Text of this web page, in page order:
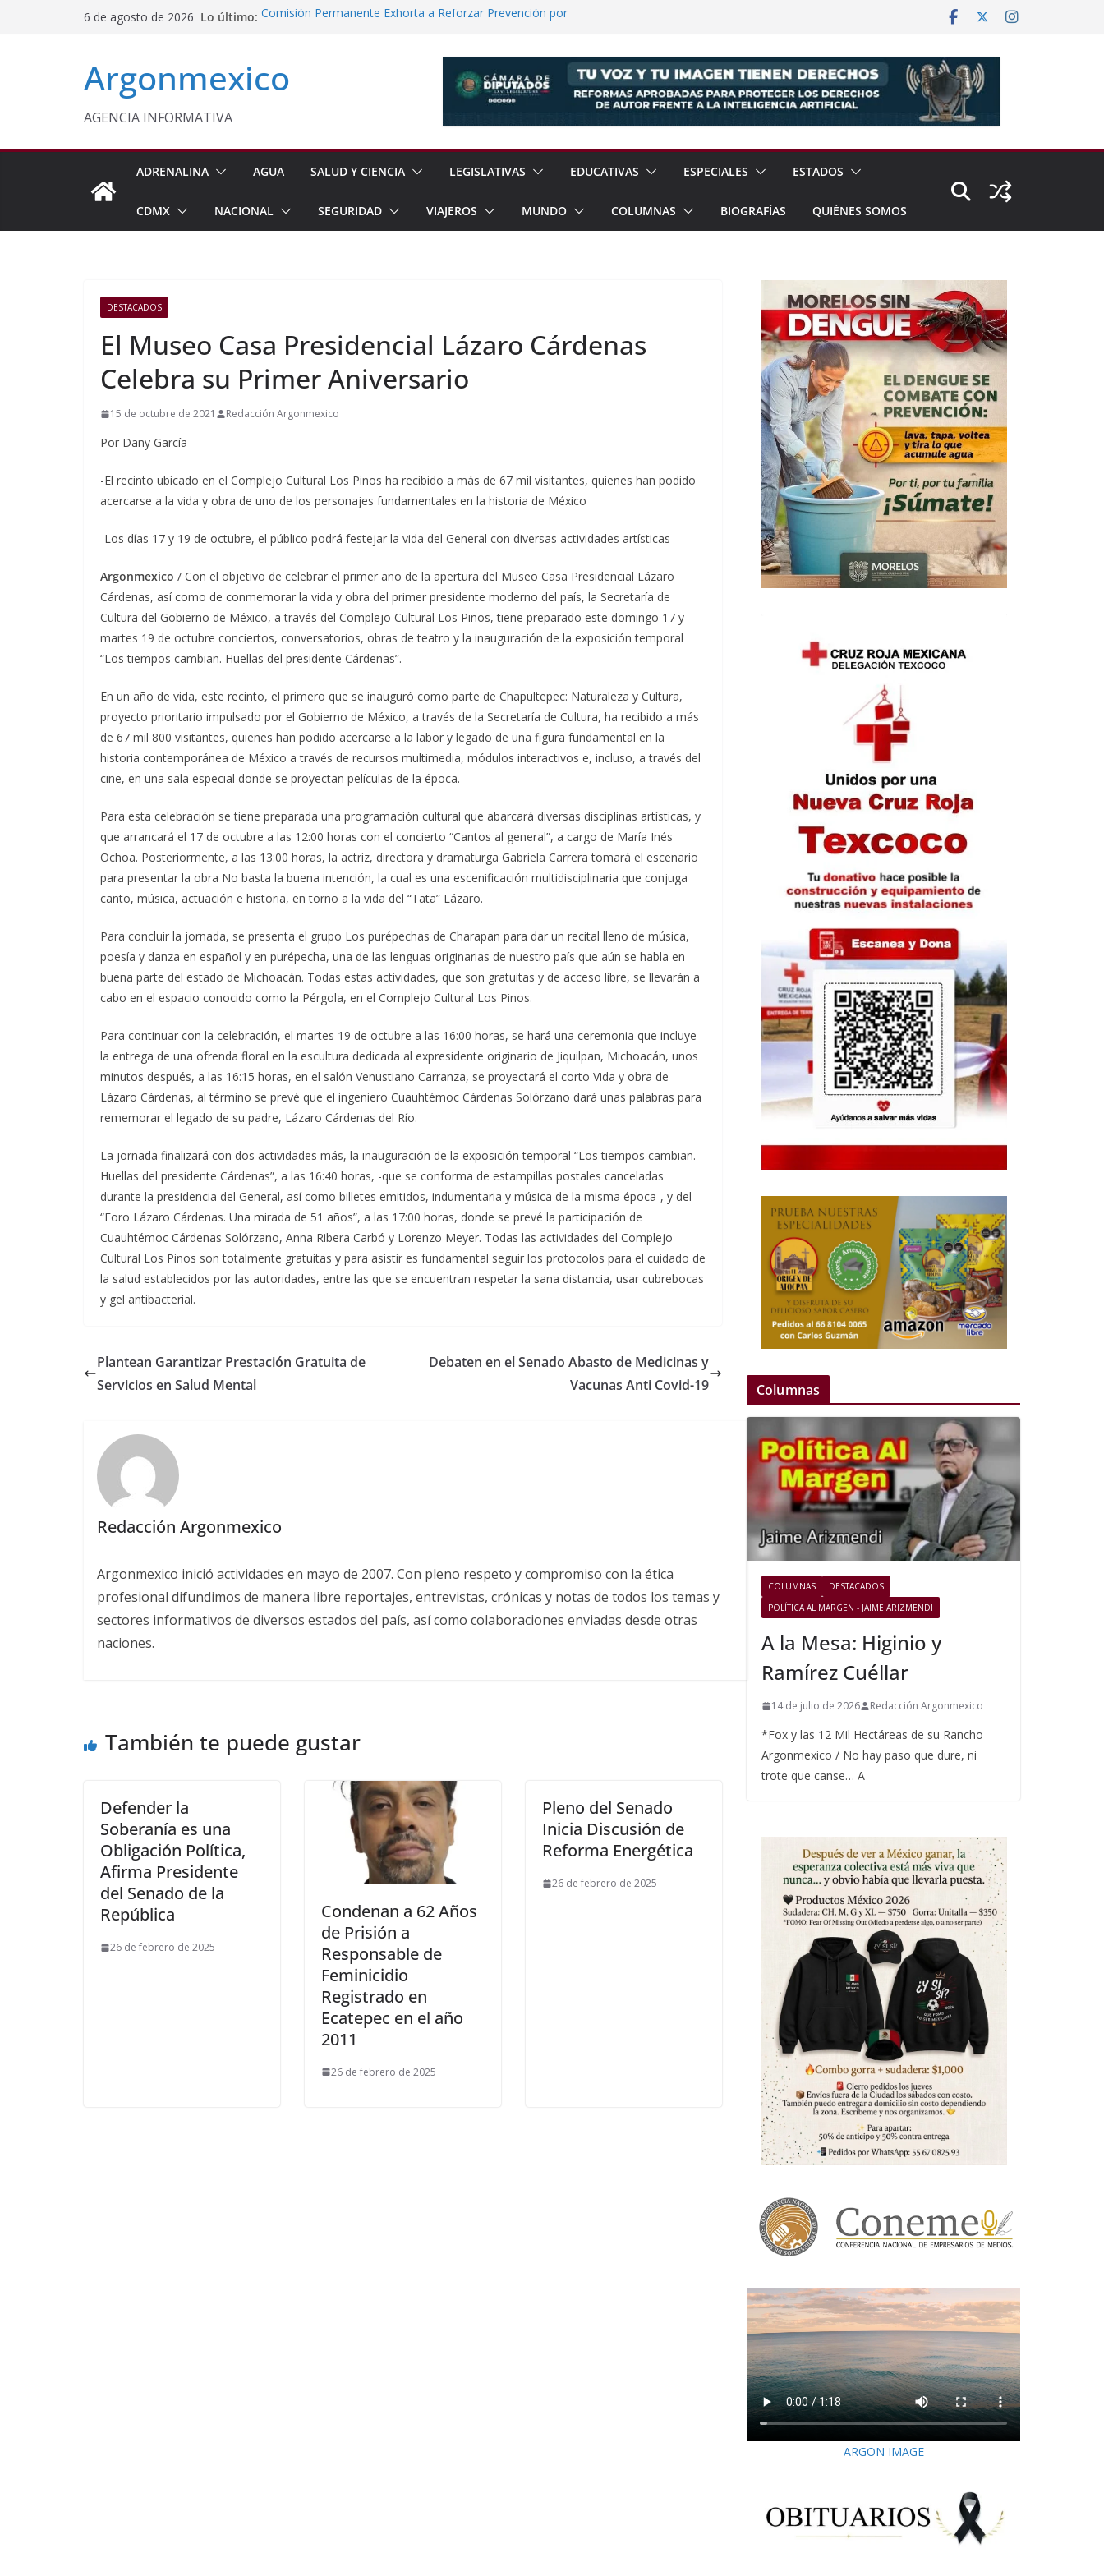
6 de agosto de 2026 Lo último: Comisión Permanente Exhorta a Reforzar Prevención por
Javier Saldaña Fortalece Aspiración con Multitudinario Evento
Reconoce ANTAD Morelos Estrategias de Seguridad de la
Siembra de 6.6 Millones de Árboles
Argonmexico
AGENCIA INFORMATIVA
ADRENALINA AGUA SALUD Y CIENCIA LEGISLATIVAS EDUCATIVAS ESPECIALES ESTADOS
CDMX NACIONAL SEGURIDAD VIAJEROS MUNDO COLUMNAS BIOGRAFÍAS QUIÉNES SOMOS
DESTACADOS
El Museo Casa Presidencial Lázaro Cárdenas
Celebra su Primer Aniversario
15 de octubre de 2021 Redacción Argonmexico
Por Dany García
-El recinto ubicado en el Complejo Cultural Los Pinos ha recibido a más de 67 mil visitantes, quienes han podido
acercarse a la vida y obra de uno de los personajes fundamentales en la historia de México
-Los días 17 y 19 de octubre, el público podrá festejar la vida del General con diversas actividades artísticas
Argonmexico / Con el objetivo de celebrar el primer año de la apertura del Museo Casa Presidencial Lázaro
Cárdenas, así como de conmemorar la vida y obra del primer presidente moderno del país, la Secretaría de
Cultura del Gobierno de México, a través del Complejo Cultural Los Pinos, tiene preparado este domingo 17 y
martes 19 de octubre conciertos, conversatorios, obras de teatro y la inauguración de la exposición temporal
“Los tiempos cambian. Huellas del presidente Cárdenas”.
En un año de vida, este recinto, el primero que se inauguró como parte de Chapultepec: Naturaleza y Cultura,
proyecto prioritario impulsado por el Gobierno de México, a través de la Secretaría de Cultura, ha recibido a más
de 67 mil 800 visitantes, quienes han podido acercarse a la labor y legado de una figura fundamental en la
historia contemporánea de México a través de recursos multimedia, módulos interactivos e, incluso, a través del
cine, en una sala especial donde se proyectan películas de la época.
Para esta celebración se tiene preparada una programación cultural que abarcará diversas disciplinas artísticas, y
que arrancará el 17 de octubre a las 12:00 horas con el concierto “Cantos al general”, a cargo de María Inés
Ochoa. Posteriormente, a las 13:00 horas, la actriz, directora y dramaturga Gabriela Carrera tomará el escenario
para presentar la obra No basta la buena intención, la cual es una escenificación multidisciplinaria que conjuga
canto, música, actuación e historia, en torno a la vida del “Tata” Lázaro.
Para concluir la jornada, se presenta el grupo Los purépechas de Charapan para dar un recital lleno de música,
poesía y danza en español y en purépecha, una de las lenguas originarias de nuestro país que aún se habla en
buena parte del estado de Michoacán. Todas estas actividades, que son gratuitas y de acceso libre, se llevarán a
cabo en el espacio conocido como la Pérgola, en el Complejo Cultural Los Pinos.
Para continuar con la celebración, el martes 19 de octubre a las 16:00 horas, se hará una ceremonia que incluye
la entrega de una ofrenda floral en la escultura dedicada al expresidente originario de Jiquilpan, Michoacán, unos
minutos después, a las 16:15 horas, en el salón Venustiano Carranza, se proyectará el corto Vida y obra de
Lázaro Cárdenas, al término se prevé que el ingeniero Cuauhtémoc Cárdenas Solórzano dará unas palabras para
rememorar el legado de su padre, Lázaro Cárdenas del Río.
La jornada finalizará con dos actividades más, la inauguración de la exposición temporal “Los tiempos cambian.
Huellas del presidente Cárdenas”, a las 16:40 horas, -que se conforma de estampillas postales canceladas
durante la presidencia del General, así como billetes emitidos, indumentaria y música de la misma época-, y del
“Foro Lázaro Cárdenas. Una mirada de 51 años”, a las 17:00 horas, donde se prevé la participación de
Cuauhtémoc Cárdenas Solórzano, Anna Ribera Carbó y Lorenzo Meyer. Todas las actividades del Complejo
Cultural Los Pinos son totalmente gratuitas y para asistir es fundamental seguir los protocolos para el cuidado de
la salud establecidos por las autoridades, entre las que se encuentran respetar la sana distancia, usar cubrebocas
y gel antibacterial.
Plantean Garantizar Prestación Gratuita de
Servicios en Salud Mental
Debaten en el Senado Abasto de Medicinas y
Vacunas Anti Covid-19
Redacción Argonmexico
Argonmexico inició actividades en mayo de 2007. Con pleno respeto y compromiso con la ética
profesional difundimos de manera libre reportajes, entrevistas, crónicas y notas de todos los temas y
sectores informativos de diversos estados del país, así como colaboraciones enviadas desde otras
naciones.
También te puede gustar
Defender la
Soberanía es una
Obligación Política,
Afirma Presidente
del Senado de la
República
26 de febrero de 2025
Condenan a 62 Años
de Prisión a
Responsable de
Feminicidio
Registrado en
Ecatepec en el año
2011
26 de febrero de 2025
Pleno del Senado
Inicia Discusión de
Reforma Energética
26 de febrero de 2025
Columnas
COLUMNAS
DESTACADOS
POLÍTICA AL MARGEN - JAIME ARIZMENDI
A la Mesa: Higinio y
Ramírez Cuéllar
14 de julio de 2026 Redacción Argonmexico
*Fox y las 12 Mil Hectáreas de su Rancho
Argonmexico / No hay paso que dure, ni
trote que canse… A
ARGON IMAGE